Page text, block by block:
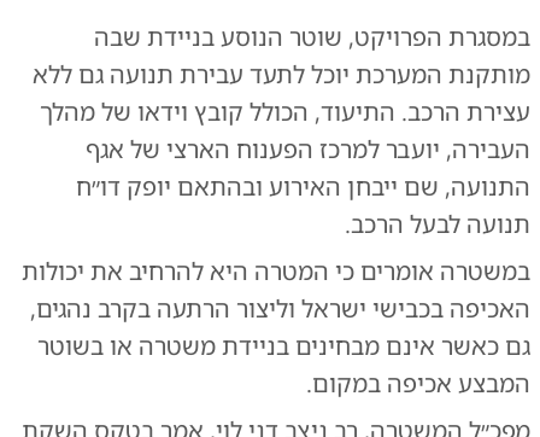
במסגרת הפרויקט, שוטר הנוסע בניידת שבה
מותקנת המערכת יוכל לתעד עבירת תנועה גם ללא
עצירת הרכב. התיעוד, הכולל קובץ וידאו של מהלך
העבירה, יועבר למרכז הפענוח הארצי של אגף
התנועה, שם ייבחן האירוע ובהתאם יופק דו״ח
תנועה לבעל הרכב.
במשטרה אומרים כי המטרה היא להרחיב את יכולות
האכיפה בכבישי ישראל וליצור הרתעה בקרב נהגים,
גם כאשר אינם מבחינים בניידת משטרה או בשוטר
המבצע אכיפה במקום.
מפכ״ל המשטרה, רב ניצב דני לוי, אמר בטקס השקת